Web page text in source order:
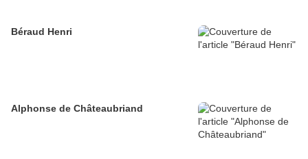
Béraud Henri
Alphonse de Châteaubriand